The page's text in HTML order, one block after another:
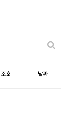
조회 날짜